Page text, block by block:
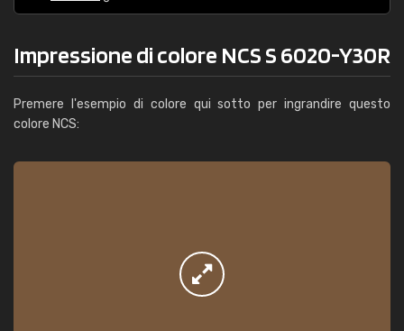
Impressione di colore NCS S 6020-Y30R
Premere l'esempio di colore qui sotto per ingrandire questo
colore NCS: